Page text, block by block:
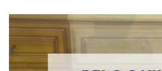
Relooking